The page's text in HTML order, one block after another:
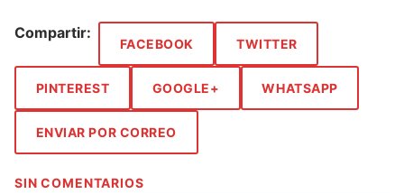
Compartir:
FACEBOOK TWITTER
PINTEREST GOOGLE+ WHATSAPP
ENVIAR POR CORREO
SIN COMENTARIOS